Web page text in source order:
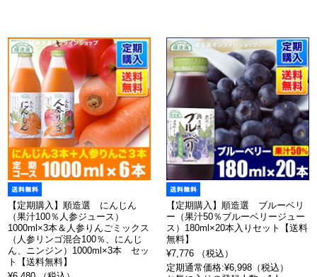
【定期購入】順造選 にんじん
（果汁100％人参ジュース）
1000ml×3本＆人参りんごミックス
（人参リンゴ混合100％、にんじ
ん、ニンジン）1000ml×3本 セッ
ト【送料無料】
【定期購入】順造選 ブルーベリ
ー（果汁50％ブルーベリージュー
ス）180ml×20本入りセット【送料
無料】
¥7,776 （税込）
定期通常価格:¥6,998（税込）